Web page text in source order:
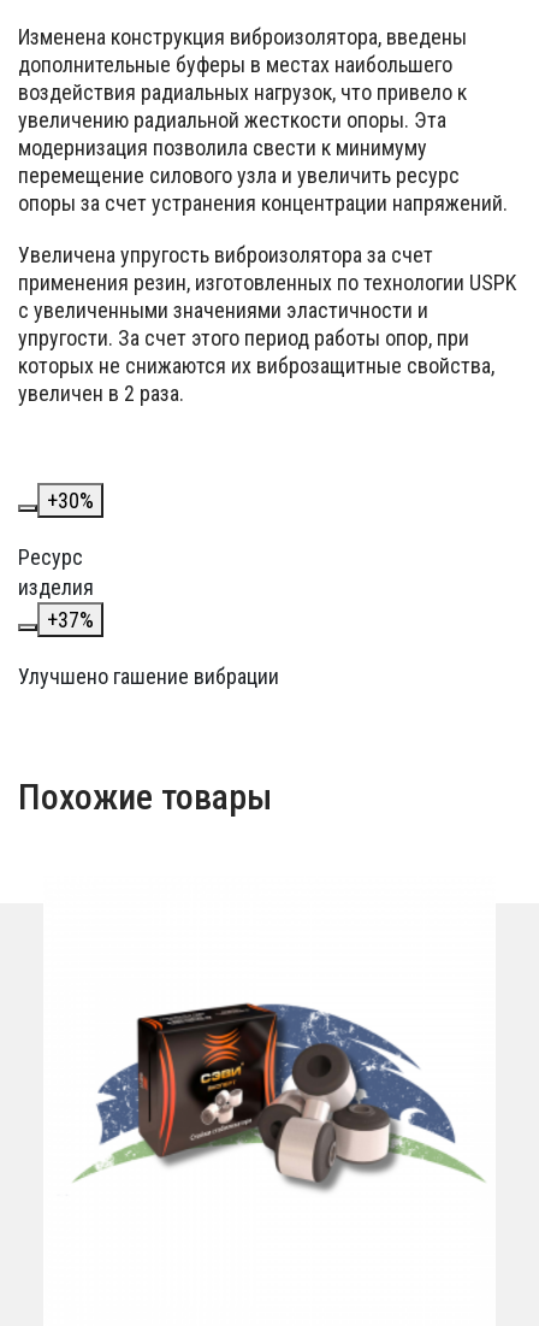
Изменена конструкция виброизолятора, введены
дополнительные буферы в местах наибольшего
воздействия радиальных нагрузок, что привело к
увеличению радиальной жесткости опоры. Эта
модернизация позволила свести к минимуму
перемещение силового узла и увеличить ресурс
опоры за счет устранения концентрации напряжений.
Увеличена упругость виброизолятора за счет
применения резин, изготовленных по технологии USPK
с увеличенными значениями эластичности и
упругости. За счет этого период работы опор, при
которых не снижаются их виброзащитные свойства,
увеличен в 2 раза.
+30%
Ресурс
изделия
+37%
Улучшено гашение вибрации
Похожие товары